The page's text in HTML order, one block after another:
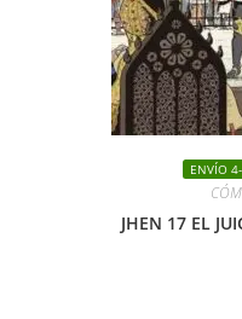
ENVÍO
JHEN 17 EL